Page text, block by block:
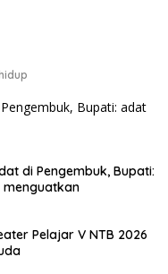
di Pengembuk, Bupati:
Pelajar V NTB 2026